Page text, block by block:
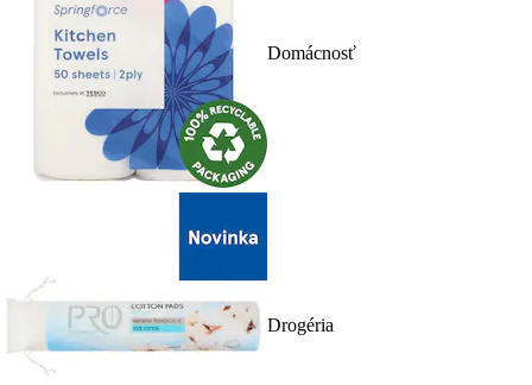
Domácnosť
Drogéria